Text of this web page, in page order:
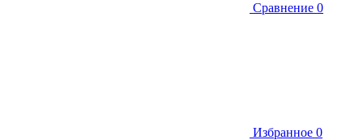
Сравнение 0
Избранное 0